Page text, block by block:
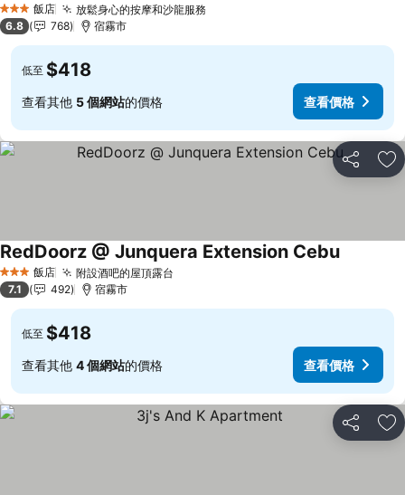
3 星級 飯店 放鬆身心的按摩和沙龍服務
6.8 768 宿霧市
低至 $418
查看其他 5 個網站的價格 查看價格
分享 加
3 星級 飯店 附設酒吧的屋頂露台
RedDoorz @ Junquera Extension Cebu查看價格
7.1 492 宿霧市
低至 $418
查看其他 4 個網站的價格 查看價格
分享 加